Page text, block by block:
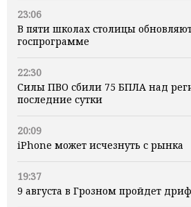
23:06
В пяти школах столицы
госпрограмме
22:30
Силы ПВО сбили 75 БПЛА над
последние сутки
20:09
iPhone может исчезнуть с рынка
19:37
9 августа в Грозном пройдет